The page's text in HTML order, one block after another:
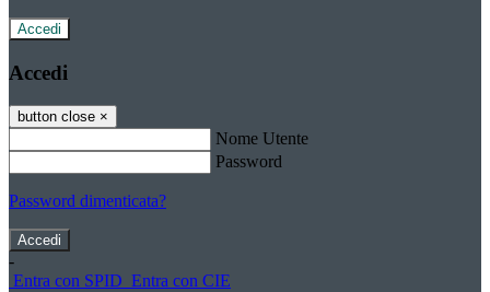
Accedi
Accedi
button close ×
Nome Utente
Password
Password dimenticata?
-
Entra con SPID Entra con CIE